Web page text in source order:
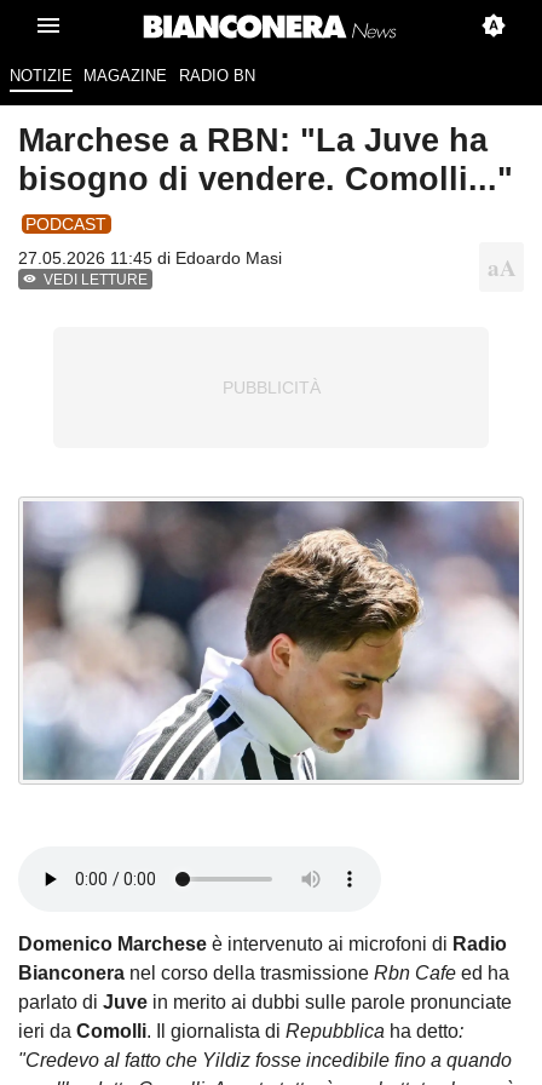
NOTIZIE MAGAZINE RADIO BN
Marchese a RBN: "La Juve ha
bisogno di vendere. Comolli..."
PODCAST
27.05.2026 11:45 di Edoardo Masi
VEDI LETTURE
Domenico Marchese è intervenuto ai microfoni di Radio
Bianconera nel corso della trasmissione Rbn Cafe ed ha
parlato di Juve in merito ai dubbi sulle parole pronunciate
ieri da Comolli. Il giornalista di Repubblica ha detto:
"Credevo al fatto che Yildiz fosse incedibile fino a quando